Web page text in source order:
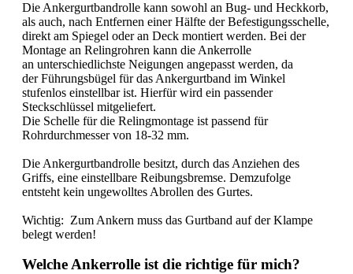
Die Ankergurtbandrolle kann sowohl an Bug- und Heckkorb,
als auch, nach Entfernen einer Hälfte der Befestigungsschelle,
direkt am Spiegel oder an Deck montiert werden. Bei der
Montage an Relingrohren kann die Ankerrolle
an unterschiedlichste Neigungen angepasst werden, da
der Führungsbügel für das Ankergurtband im Winkel
stufenlos einstellbar ist. Hierfür wird ein passender
Steckschlüssel mitgeliefert.
Die Schelle für die Relingmontage ist passend für
Rohrdurchmesser von 18-32 mm.
Die Ankergurtbandrolle besitzt, durch das Anziehen des
Griffs, eine einstellbare Reibungsbremse. Demzufolge
entsteht kein ungewolltes Abrollen des Gurtes.
Wichtig: Zum Ankern muss das Gurtband auf der Klampe
belegt werden!
Welche Ankerrolle ist die richtige für mich?